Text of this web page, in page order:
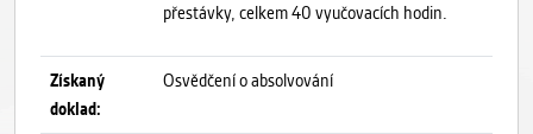
přestávky, celkem 40 vyučovacích hodin.
Získaný
doklad:
Osvědčení o absolvování